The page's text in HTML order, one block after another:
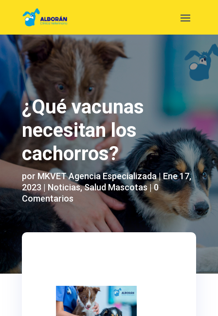
¿Qué vacunas
necesitan los
cachorros?
por MKVET Agencia Especializada|Ene 17,
2023 | Noticias,Salud Mascotas|0
Comentarios